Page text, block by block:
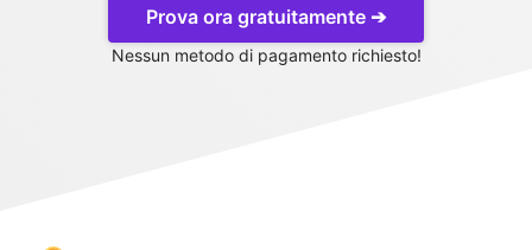
NocoDBProva ora gratuitamente ➔
Nessun metodo di pagamento richiesto!